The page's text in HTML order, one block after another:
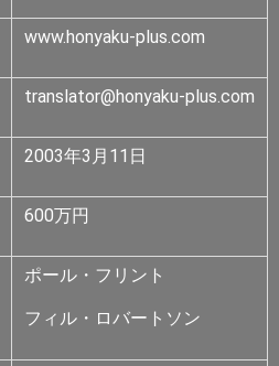
www.honyaku-plus.com
translator@honyaku-plus.com
2003年3月11日
600万円
ポール・フリント
フィル・ロバートソン